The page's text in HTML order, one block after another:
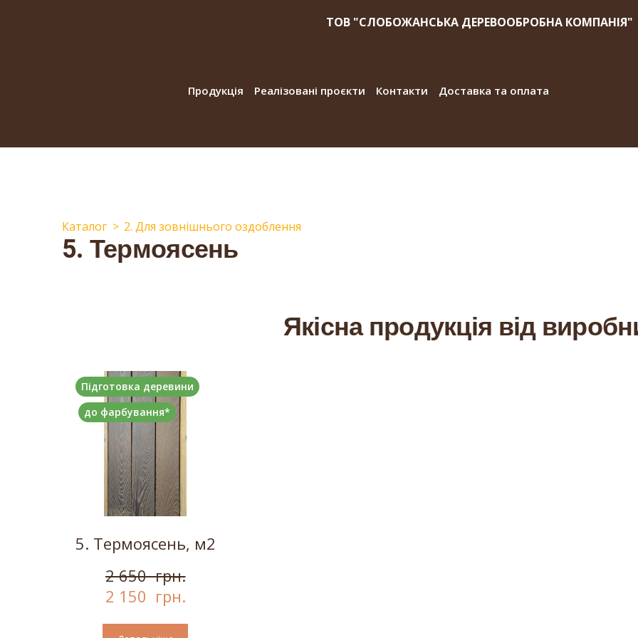
ТОВ "СЛОБОЖАНСЬКА ДЕРЕВООБРОБНА КОМПАНІЯ"
Продукція Реалізовані проєкти Контакти Доставка та оплата
Каталог 2. Для зовнішнього оздоблення
5. Термоясень
Якісна продукція від
Підготовка деревини
до фарбування*
5. Термоясень, м2
2 650  грн.
2 150  грн.